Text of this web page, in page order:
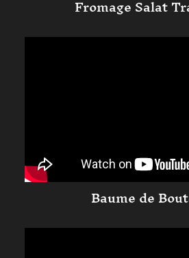
Fromage Salat
Baume de